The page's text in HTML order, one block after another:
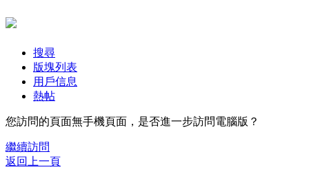
搜尋
版塊列表
用戶信息
熱帖
您訪問的頁面無手機頁面，是否進一步訪問電腦版？
繼續訪問
返回上一頁